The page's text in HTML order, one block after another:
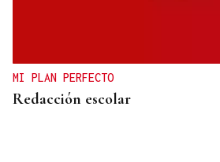
MI PLAN PERFECTO
Redacción escolar